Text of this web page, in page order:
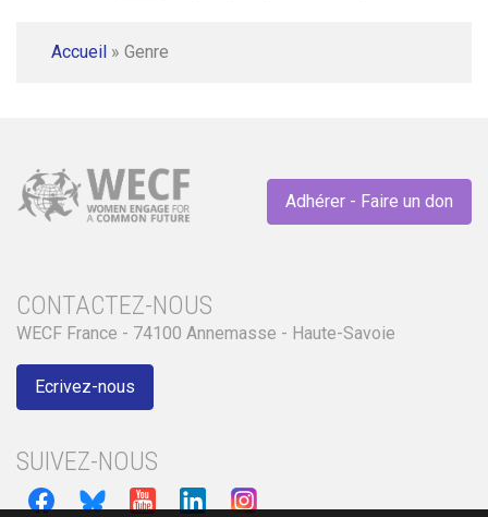
Accueil » Genre
Adhérer - Faire un don
CONTACTEZ-NOUS
WECF France - 74100 Annemasse - Haute-Savoie
Ecrivez-nous
SUIVEZ-NOUS